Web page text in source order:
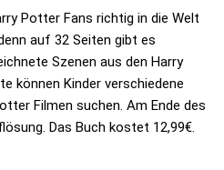
Potter Fans richtig in die Welt
auf 32 Seiten gibt es
Szenen aus den Harry
können Kinder verschiedene
Filmen suchen. Am Ende des
Das Buch kostet 12,99€.